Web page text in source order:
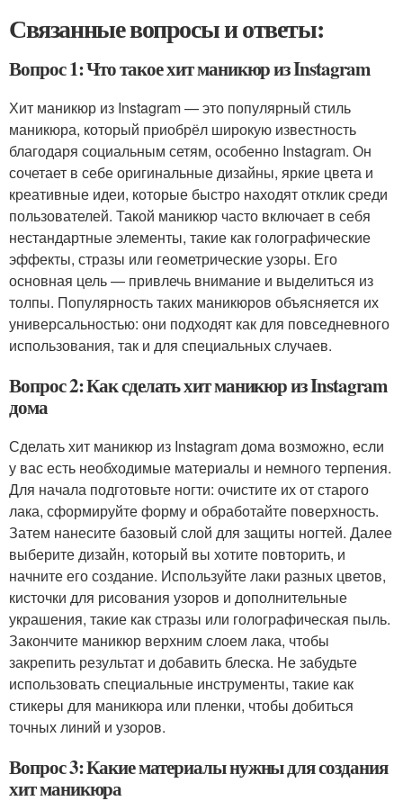
Связанные вопросы и ответы:
Вопрос 1: Что такое хит маникюр из Instagram
Хит маникюр из Instagram — это популярный стиль
маникюра, который приобрёл широкую известность
благодаря социальным сетям, особенно Instagram. Он
сочетает в себе оригинальные дизайны, яркие цвета и
креативные идеи, которые быстро находят отклик среди
пользователей. Такой маникюр часто включает в себя
нестандартные элементы, такие как голографические
эффекты, стразы или геометрические узоры. Его
основная цель — привлечь внимание и выделиться из
толпы. Популярность таких маникюров объясняется их
универсальностью: они подходят как для повседневного
использования, так и для специальных случаев.
Вопрос 2: Как сделать хит маникюр из Instagram
дома
Сделать хит маникюр из Instagram дома возможно, если
у вас есть необходимые материалы и немного терпения.
Для начала подготовьте ногти: очистите их от старого
лака, сформируйте форму и обработайте поверхность.
Затем нанесите базовый слой для защиты ногтей. Далее
выберите дизайн, который вы хотите повторить, и
начните его создание. Используйте лаки разных цветов,
кисточки для рисования узоров и дополнительные
украшения, такие как стразы или голографическая пыль.
Закончите маникюр верхним слоем лака, чтобы
закрепить результат и добавить блеска. Не забудьте
использовать специальные инструменты, такие как
стикеры для маникюра или пленки, чтобы добиться
точных линий и узоров.
Вопрос 3: Какие материалы нужны для создания
хит маникюра